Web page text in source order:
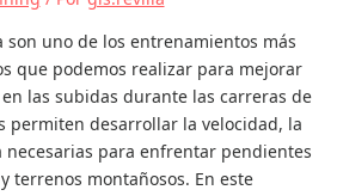
son uno de los entrenamientos más
que podemos realizar para mejorar
las subidas durante las carreras de
permiten desarrollar la velocidad, la
necesarias para enfrentar pendientes
terrenos montañosos. En este